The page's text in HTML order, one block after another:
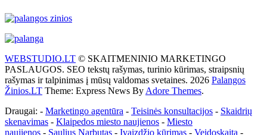
WEBSTUDIO.LT © SKAITMENINIO MARKETINGO
PASLAUGOS. SEO tekstų rašymas, turinio kūrimas, straipsnių
rašymas ir talpinimas į mūsų valdomas svetaines. 2026 Palangos
Žinios.LT Theme: Express News By Adore Themes.
Draugai: - Marketingo agentūra - Teisinės konsultacijos - Skaidrių
skenavimas - Klaipedos miesto naujienos - Miesto
naujienos - Saulius Narbutas - Įvaizdžio kūrimas - Veidoskaita -